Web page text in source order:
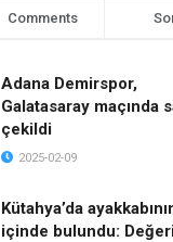
Comments
Adana Demirspor,
Galatasaray maçında
çekildi
2025-02-09
Kütahya’da
içinde bulundu: